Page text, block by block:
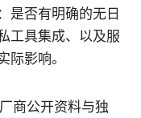
是否有明确的无日
工具集成、以及服
际影响。
商公开资料与独